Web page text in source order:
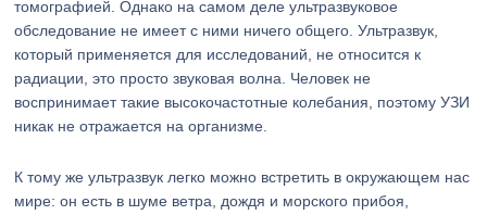
томографией. Однако на самом деле ультразвуковое
обследование не имеет с ними ничего общего. Ультразвук,
который применяется для исследований, не относится к
радиации, это просто звуковая волна. Человек не
воспринимает такие высокочастотные колебания, поэтому УЗИ
никак не отражается на организме.
К тому же ультразвук легко можно встретить в окружающем нас
мире: он есть в шуме ветра, дождя и морского прибоя,